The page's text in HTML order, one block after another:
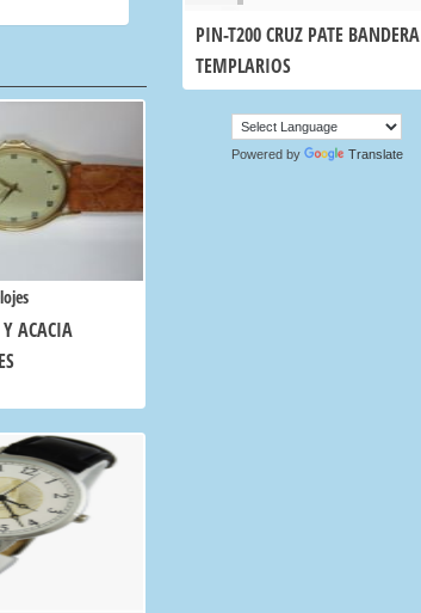
ACACIA
PIN-T200 CRUZ PATE BANDERA
TEMPLARIOS
Powered by Translate